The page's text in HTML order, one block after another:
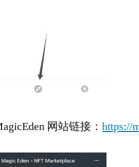
网站链接：https://